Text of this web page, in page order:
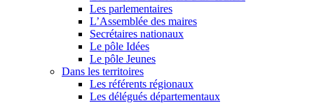
Les parlementaires
L’Assemblée des maires
Secrétaires nationaux
Le pôle Idées
Le pôle Jeunes
Dans les territoires
Les référents régionaux
Les délégués départementaux